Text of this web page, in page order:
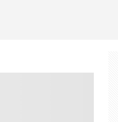
turnos, após confirmação das
dos EUA